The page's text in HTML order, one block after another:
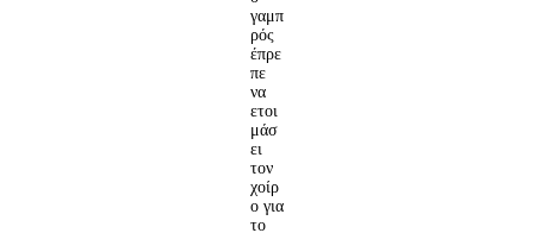
γαμπ
ρός
έπρε
πε
να
ετοι
μάσ
ει
τον
χοίρ
ο για
το